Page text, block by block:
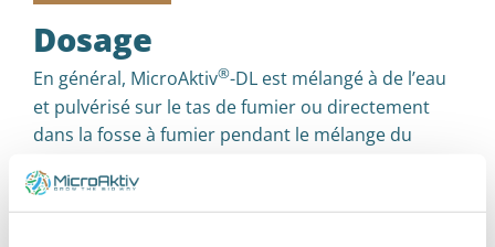
Dosage
En général, MicroAktiv®-DL est mélangé à de l’eau
et pulvérisé sur le tas de fumier ou directement
dans la fosse à fumier pendant le mélange du
s’appliquent :